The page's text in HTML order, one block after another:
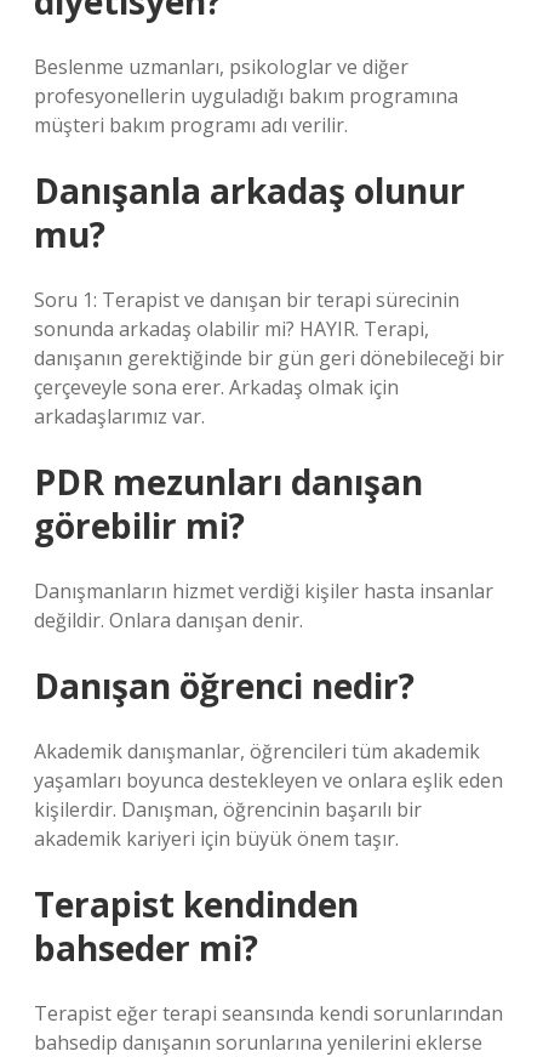
Beslenme uzmanları, psikologlar ve diğer
profesyonellerin uyguladığı bakım programına
müşteri bakım programı adı verilir.
Danışanla arkadaş olunur
mu?
Soru 1: Terapist ve danışan bir terapi sürecinin
sonunda arkadaş olabilir mi? HAYIR. Terapi,
danışanın gerektiğinde bir gün geri dönebileceği bir
çerçeveyle sona erer. Arkadaş olmak için
arkadaşlarımız var.
PDR mezunları danışan
görebilir mi?
Danışmanların hizmet verdiği kişiler hasta insanlar
değildir. Onlara danışan denir.
Danışan öğrenci nedir?
Akademik danışmanlar, öğrencileri tüm akademik
yaşamları boyunca destekleyen ve onlara eşlik eden
kişilerdir. Danışman, öğrencinin başarılı bir
akademik kariyeri için büyük önem taşır.
Terapist kendinden
bahseder mi?
Terapist eğer terapi seansında kendi sorunlarından
bahsedip danışanın sorunlarına yenilerini eklerse